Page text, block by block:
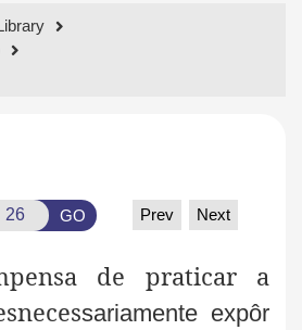
GO Prev Next
de praticar a
sariamente expôr